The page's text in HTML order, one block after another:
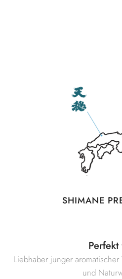
SHIMANE
Perfekt
Liebhaber junger
und